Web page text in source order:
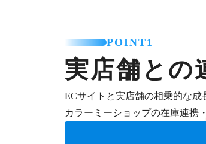
POINT1
実店舗との
ECサイトと実店舗の相乗的な成
カラーミーショップの在庫連携